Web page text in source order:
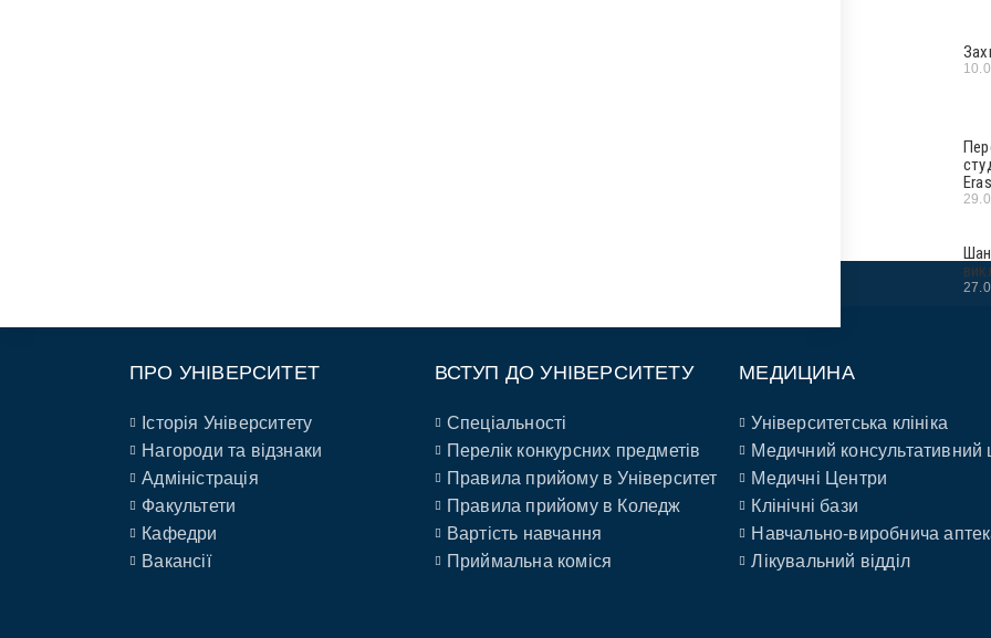
ПРО УНІВЕРСИТЕТ
Історія Університету
Нагороди та відзнаки
Адміністрація
Факультети
Кафедри
Вакансії
ВСТУП ДО УНІВЕРСИТЕТУ
Спеціальності
Перелік конкурсних предметів
Правила прийому в Університет
Правила прийому в Коледж
Вартість навчання
Приймальна коміся
МЕДИЦИНА
Університетська клініка
Медичний консультативний
Медичні Центри
Клінічні бази
Навчально-виробнича
Лікувальний відділ